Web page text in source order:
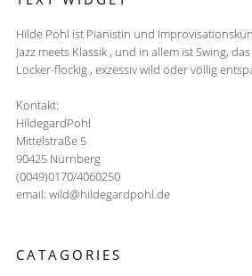
Hilde Pohl ist Pianistin und
Jazz meets Klassik , und in allem ist Swing,
Locker-flockig , exzessiv wild oder völlig
Kontakt:
HildegardPohl
Mittelstraße 5
90425 Nürnberg
(0049)0170/4060250
email: wild@hildegardpohl.de
CATAGORIES